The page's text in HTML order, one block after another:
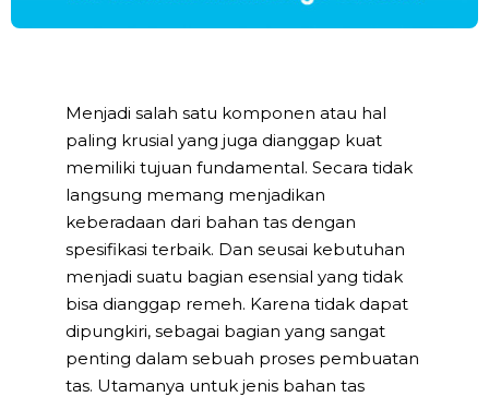
Menjadi salah satu komponen atau hal
paling krusial yang juga dianggap kuat
memiliki tujuan fundamental. Secara tidak
langsung memang menjadikan
keberadaan dari bahan tas dengan
spesifikasi terbaik. Dan seusai kebutuhan
menjadi suatu bagian esensial yang tidak
bisa dianggap remeh. Karena tidak dapat
dipungkiri, sebagai bagian yang sangat
penting dalam sebuah proses pembuatan
tas. Utamanya untuk jenis bahan tas